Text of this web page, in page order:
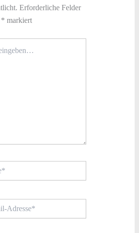
Erforderliche Felder
* markiert